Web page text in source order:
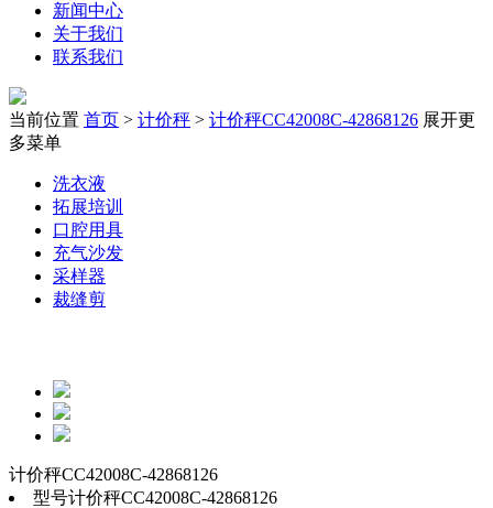
新闻中心
关于我们
联系我们
当前位置 首页 > 计价秤 > 计价秤CC42008C-42868126 展开更
多菜单
洗衣液
拓展培训
口腔用具
充气沙发
采样器
裁缝剪
计价秤CC42008C-42868126
型号计价秤CC42008C-42868126